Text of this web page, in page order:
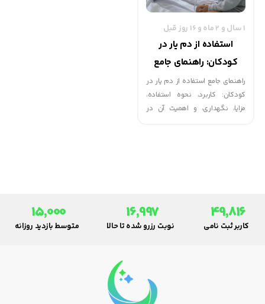
1 سال و 2 ماه و 16 روز قبل
استفاده از دم یار در
کودکان: راهنمای جامع
برای مراقبت تنفسی و
درمان آسم
راهنمای جامع استفاده از دم یار در
کودکان: کاربرد، نحوه استفاده،
مزایا، نگهداری، و اهمیت آن در
49,816
کاربر ثبت نامی
16,997
نوبت رزرو شده تا حالا
15,000
متوسط بازدید روزانه